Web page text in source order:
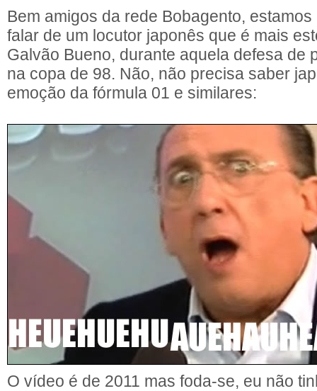
Bem amigos da rede Bobagento,
falar de um locutor japonês que é mais
Galvão Bueno, durante aquela defesa de
na copa de 98. Não, não precisa saber
emoção da fórmula 01 e similares:
O vídeo é de 2011 mas foda-se, eu não